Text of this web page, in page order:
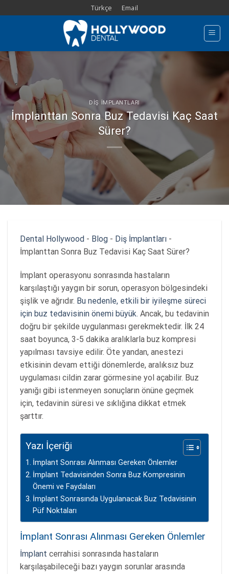
to
Türkçe Email
DIŞ İMPLANTLARI
İmplanttan Sonra Buz Tedavisi Kaç Saat
Sürer?
Dental Hollywood - Blog - Diş İmplantları -
İmplanttan Sonra Buz Tedavisi Kaç Saat Sürer?
İmplant operasyonu sonrasında hastaların
karşılaştığı yaygın bir sorun, operasyon bölgesindeki
şişlik ve ağrıdır. Bu nedenle, etkili bir iyileşme süreci
için buz tedavisinin önemi büyük. Ancak, bu tedavinin
doğru bir şekilde uygulanması gerekmektedir. İlk 24
saat boyunca, 3-5 dakika aralıklarla buz kompresi
yapılması tavsiye edilir. Öte yandan, anestezi
etkisinin devam ettiği dönemlerde, aralıksız buz
uygulaması cildin zarar görmesine yol açabilir. Buz
yanığı gibi istenmeyen sonuçların önüne geçmek
için, tedavinin süresi ve sıklığına dikkat etmek
şarttır.
Yazı İçeriği
İmplant Sonrası Alınması Gereken Önlemler
İmplant Tedavisinden Sonra Buz Kompresinin
Önemi ve Faydaları
İmplant Sonrasında Uygulanacak Buz Tedavisinin
Püf Noktaları
İmplant Sonrası Alınması Gereken Önlemler
İmplant cerrahisi sonrasında hastaların
karşılaşabileceği bazı yaygın sorunlar arasında